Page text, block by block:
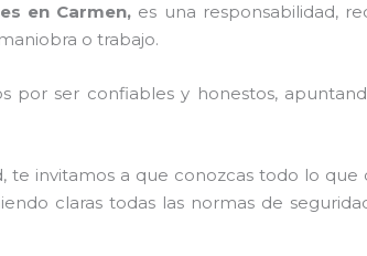
en Carmen, es una responsabilidad,
o trabajo.
por ser confiables y honestos,
te invitamos a que conozcas todo lo que
claras todas las normas de